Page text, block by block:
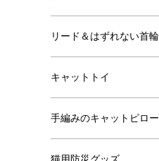
リード＆はずれない首輪
キャットトイ
手編みのキャットピロー